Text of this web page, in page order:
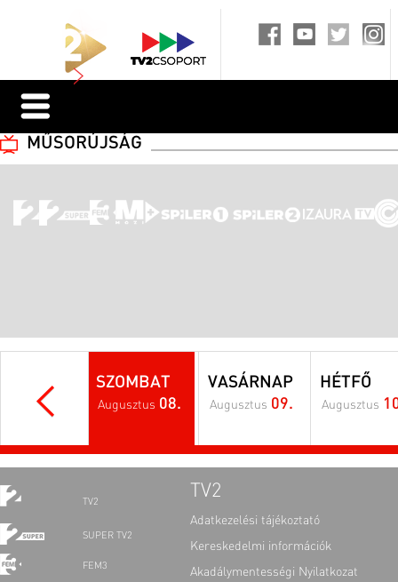
MŰSORÚJSÁG
SZOMBAT
Augusztus 08.
VASÁRNAP
Augusztus 09.
HÉTFŐ
Augusztus
TV2
SUPER TV2
FEM3
TV2
Adatkezelési tájékoztató
Kereskedelmi információk
Akadálymentességi Nyilatkozat